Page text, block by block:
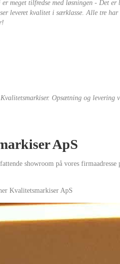
meget tilfredse med løsningen - Det
leveret kvalitet i særklasse. Alle tre
Opsætning og levering
ApS
showroom på vores